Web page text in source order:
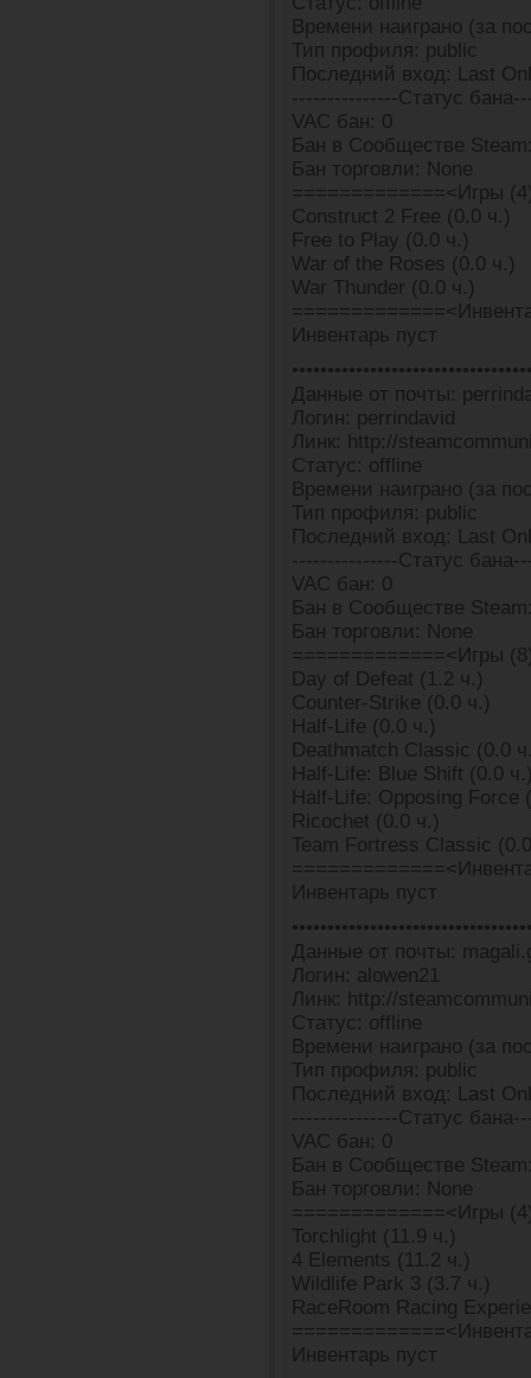
Времени наиграно (за
Тип профиля: public
Последний вход: Last
---------------Статус
VAC бан: 0
Бан в Сообществе
Бан торговли: None
=============<Игры
Construct 2 Free (0.0 ч.)
Free to Play (0.0 ч.)
War of the Roses (0.0 ч.)
War Thunder (0.0 ч.)
Инвентарь пуст
Данные от почты:
Логин: perrindavid
Линк: http://
Статус: offline
Времени наиграно (за
Тип профиля: public
Последний вход: Last
---------------Статус
VAC бан: 0
Бан в Сообществе
Бан торговли: None
=============<Игры
Day of Defeat (1.2 ч.)
Counter-Strike (0.0 ч.)
Half-Life (0.0 ч.)
Deathmatch Classic (0.0
Half-Life: Blue Shift (0.0
Half-Life: Opposing Force
Ricochet (0.0 ч.)
Team Fortress Classic
Инвентарь пуст
Данные от почты:
Логин: alowen21
Линк: http://
Статус: offline
Времени наиграно (за
Тип профиля: public
Последний вход: Last
---------------Статус
VAC бан: 0
Бан в Сообществе
Бан торговли: None
=============<Игры
Torchlight (11.9 ч.)
4 Elements (11.2 ч.)
Wildlife Park 3 (3.7 ч.)
RaceRoom Racing
Инвентарь пуст